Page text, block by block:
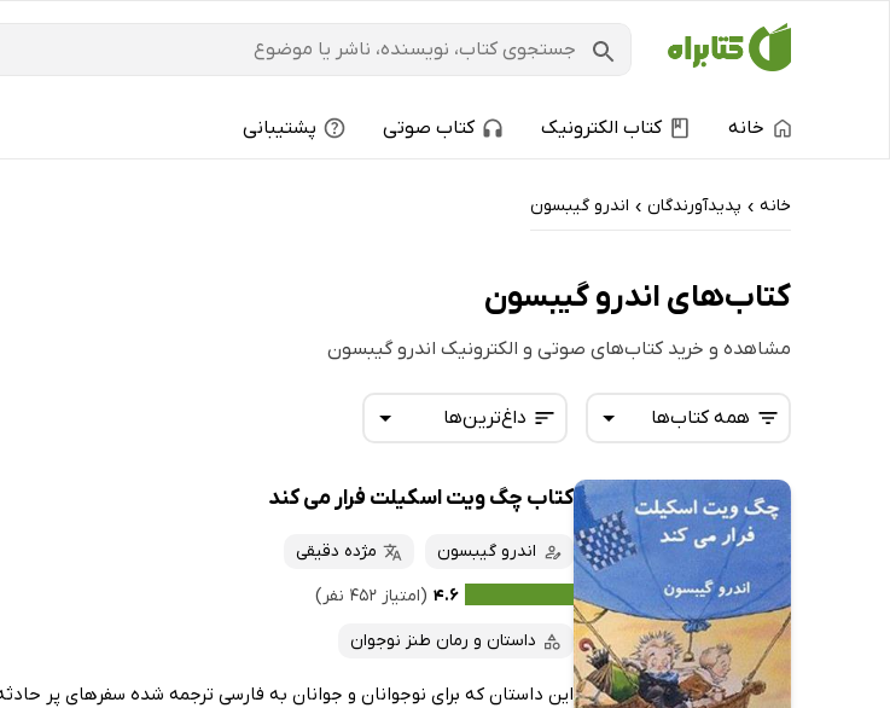
خانه کتاب الکترونیک کتاب صوتی پشتیبانی
خانه › پدیدآورندگان › اندرو گیبسون
کتاب‌های اندرو گیبسون
مشاهده و خرید کتاب‌های صوتی و الکترونیک اندرو گیبسون
داغ‌ترین‌ها
تازه‌ها
داغ‌ترین‌ها
پربحث‌ها
ارزان ترین‌ها
همه کتاب‌ها
همه کتاب‌ها
کتاب‌های صوتی
کتاب‌های متنی
کتاب چگ ویت اسکیلت فرار می کند
اندرو گیبسون
مژده دقیقی
۴.۶ (امتیاز ۴۵۲ نفر)
داستان و رمان طنز نوجوان
این داستان که برای نوجوانان و جوانان به فارسی ترجمه شده سفرهای پر